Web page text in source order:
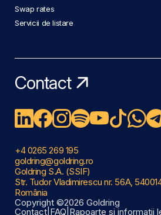
Swap rates
Servicii de listare
Contact
+4 0265 269 195
goldring@goldring.ro
Goldring S.A. (SSIF)
Str. Tudor Vladimirescu nr. 56A,
România
Copyright ©2026 Goldring
Contact FAQ Rapoarte și informații